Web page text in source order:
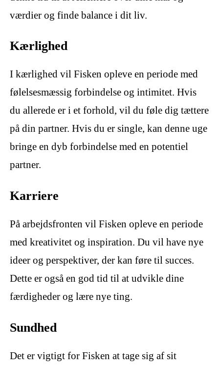
værdier og finde balance i dit liv.
Kærlighed
I kærlighed vil Fisken opleve en periode med
følelsesmæssig forbindelse og intimitet. Hvis
du allerede er i et forhold, vil du føle dig tættere
på din partner. Hvis du er single, kan denne uge
bringe en dyb forbindelse med en potentiel
partner.
Karriere
På arbejdsfronten vil Fisken opleve en periode
med kreativitet og inspiration. Du vil have nye
ideer og perspektiver, der kan føre til succes.
Dette er også en god tid til at udvikle dine
færdigheder og lære nye ting.
Sundhed
Det er vigtigt for Fisken at tage sig af sit